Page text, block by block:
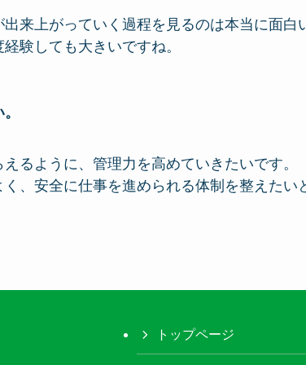
来上がっていく過程を見るのは本当に面白
験しても大きいですね。
るように、管理力を高めていきたいです。
、安全に仕事を進められる体制を整えたい
トップページ